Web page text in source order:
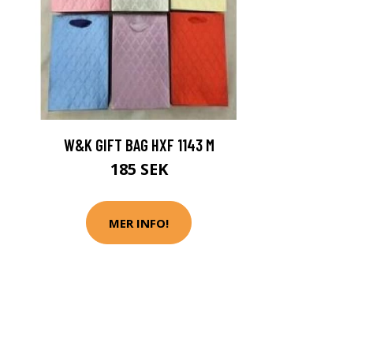
W&K GIFT BAG HXF 1143 M
185 SEK
MER INFO!